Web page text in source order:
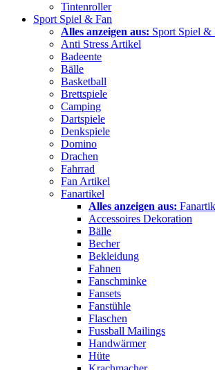
Tintenroller
Sport Spiel & Fan
Alles anzeigen aus: Sport Spiel &
Anti Stress Artikel
Badeente
Bälle
Basketball
Brettspiele
Camping
Dartspiele
Denkspiele
Domino
Drachen
Fahrrad
Fan Artikel
Fanartikel
Alles anzeigen aus:
Accessoires Dekoration
Bälle
Becher
Bekleidung
Fahnen
Fanschminke
Fansets
Fanstühle
Flaschen
Fussball Mailings
Handwärmer
Hüte